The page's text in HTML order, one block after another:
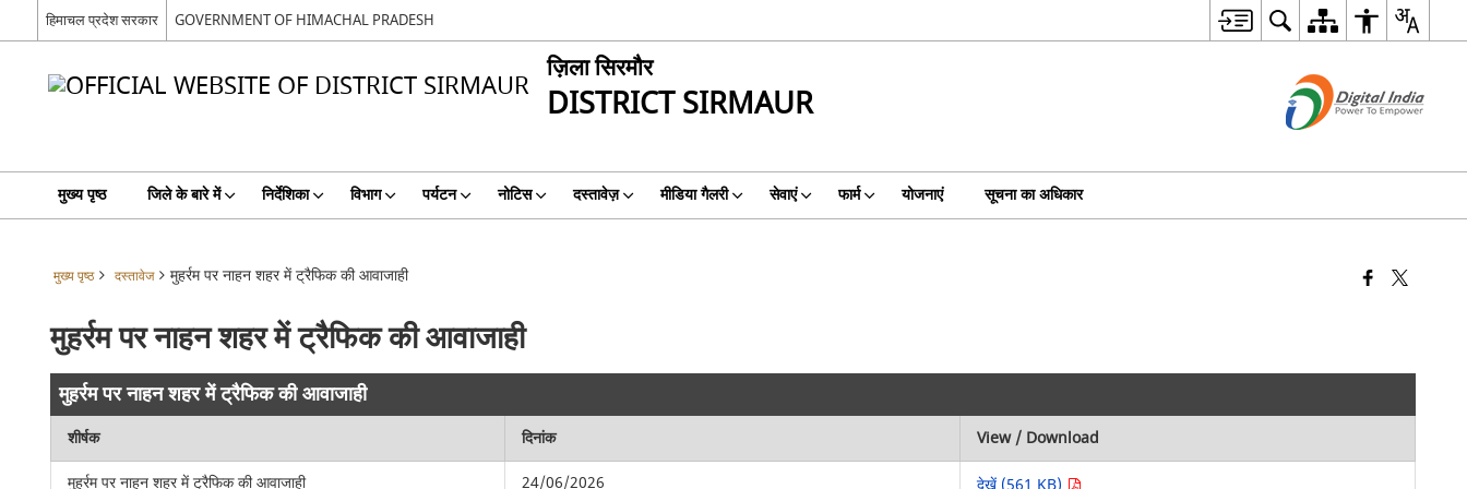
हिमाचल प्रदेश सरकार GOVERNMENT OF HIMACHAL PRADESH
ज़िला सिरमौर
DISTRICT SIRMAUR
मुख्य पृष्ठ जिले के बारे में निर्देशिका विभाग पर्यटन नोटिस दस्तावेज़ मीडिया गैलरी सेवाएं फार्म योजनाएं सूचना का अधिकार
मुख्य पृष्ठ दस्तावेज मुहर्रम पर नाहन शहर में ट्रैफिक की आवाजाही
मुहर्रम पर नाहन शहर में ट्रैफिक की आवाजाही
मुहर्रम पर नाहन शहर में ट्रैफिक की आवाजाही
शीर्षक दिनांक
View / Download
मुहर्रम पर नाहन शहर में ट्रैफिक की आवाजाही
24/06/2026